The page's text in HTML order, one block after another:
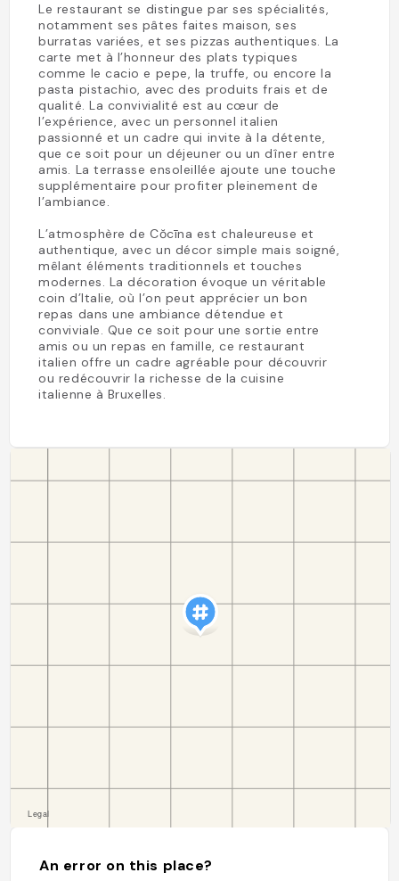
Le restaurant se distingue par ses spécialités,
notamment ses pâtes faites maison, ses
burratas variées, et ses pizzas authentiques. La
carte met à l’honneur des plats typiques
comme le cacio e pepe, la truffe, ou encore la
pasta pistachio, avec des produits frais et de
qualité. La convivialité est au cœur de
l’expérience, avec un personnel italien
passionné et un cadre qui invite à la détente,
que ce soit pour un déjeuner ou un dîner entre
amis. La terrasse ensoleillée ajoute une touche
supplémentaire pour profiter pleinement de
l’ambiance.
L’atmosphère de Cŏcīna est chaleureuse et
authentique, avec un décor simple mais soigné,
mêlant éléments traditionnels et touches
modernes. La décoration évoque un véritable
coin d’Italie, où l’on peut apprécier un bon
repas dans une ambiance détendue et
conviviale. Que ce soit pour une sortie entre
amis ou un repas en famille, ce restaurant
italien offre un cadre agréable pour découvrir
ou redécouvrir la richesse de la cuisine
italienne à Bruxelles.
An error on this place?